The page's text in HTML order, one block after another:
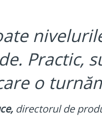
Practic,
o
directorul de